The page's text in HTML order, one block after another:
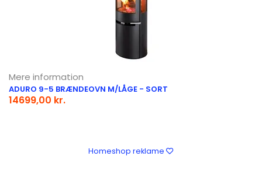
Mere information
ADURO 9-5 BRÆNDEOVN M/LÅGE - SORT
14699,00 kr.
Homeshop reklame